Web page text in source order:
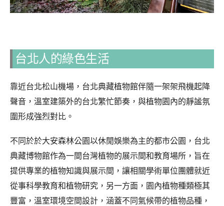
台北人的綠色生活
靠近台北松山機場，台北典藏植物館伴隨一架架飛機起降
聲音，溫室建築外的台北繁忙節奏，與植物園內的靜謐氛
圍形成強烈對比。
不同於於大安森林公園以休閒娛樂為主的都市公園，台北
典藏博物館作為一間台灣植物的展示間和教育場所，旨在
提供專業的植物知識與展示間，讓相關學術單位團體就近
從事科學教育和植物研究，另一方面，園內植物種類極其
豐富，溫室環境空間設計，涵蓋不同氣候帶的植物品種，